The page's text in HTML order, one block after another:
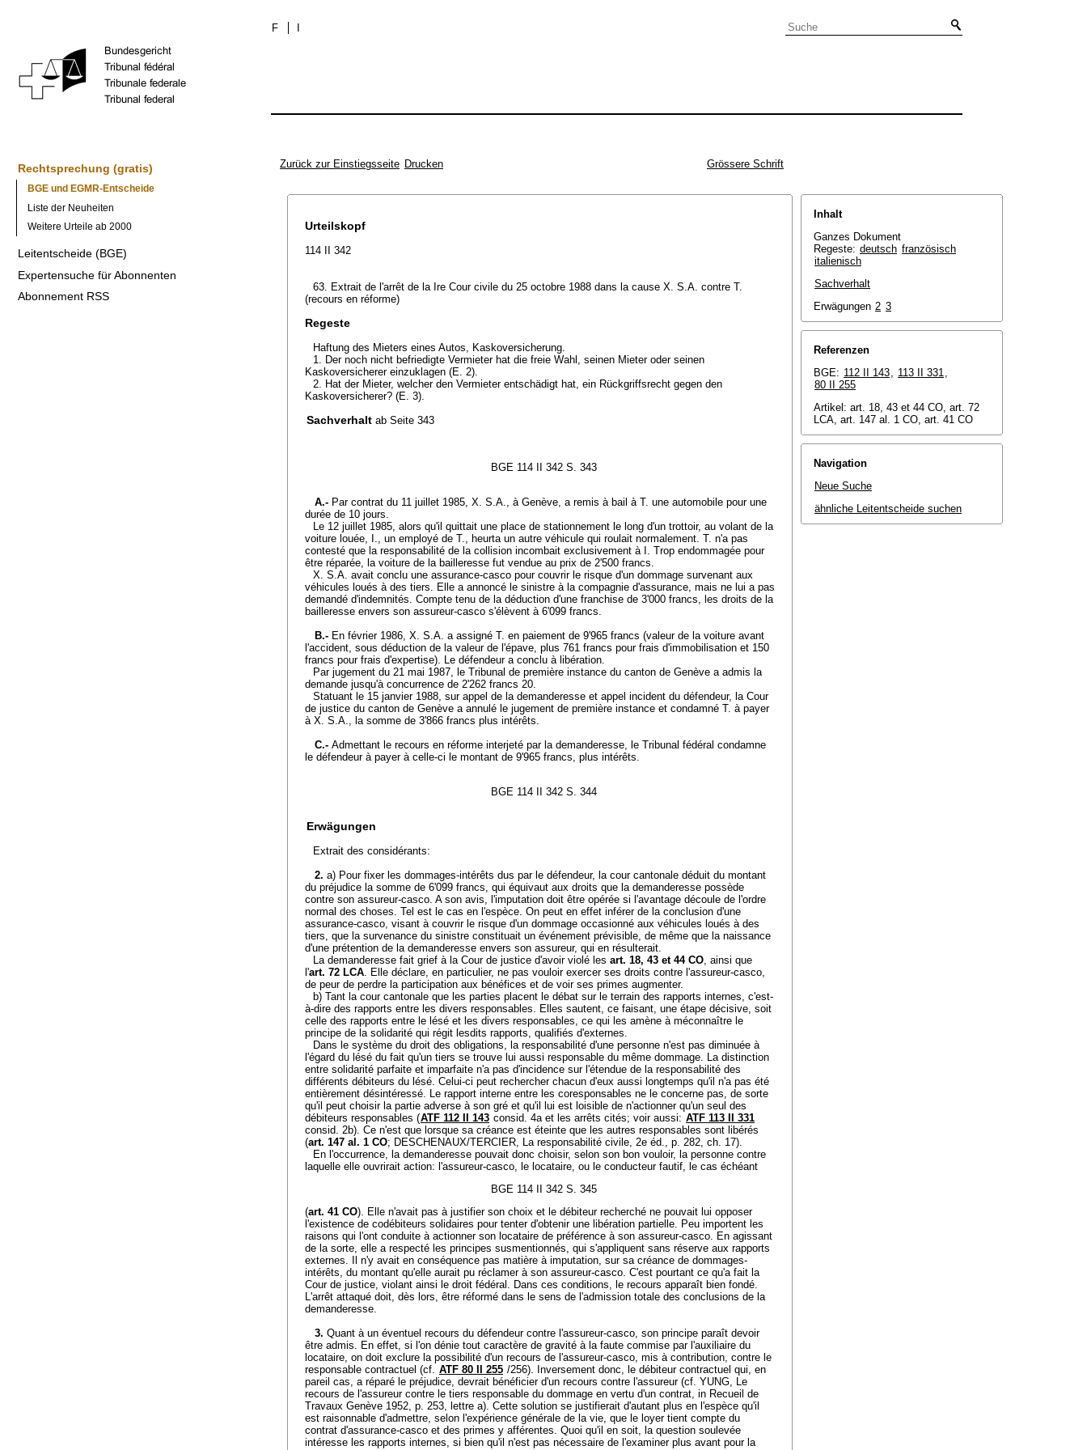
F
Rechtsprechung (gratis)
BGE und EGMR-Entscheide
Liste der Neuheiten
Weitere Urteile ab 2000
Leitentscheide (BGE)
Expertensuche für Abonnenten
Abonnement RSS
Zurück zur Einstiegsseite Drucken Grössere Schrift
Urteilskopf
114 II 342
63. Extrait de l'arrêt de la Ire Cour civile du 25 octobre 1988 dans la cause X. S.A. contre T.
(recours en réforme)
Regeste
Haftung des Mieters eines Autos, Kaskoversicherung.
1. Der noch nicht befriedigte Vermieter hat die freie Wahl, seinen Mieter oder seinen
Kaskoversicherer einzuklagen (E. 2).
2. Hat der Mieter, welcher den Vermieter entschädigt hat, ein Rückgriffsrecht gegen den
Kaskoversicherer? (E. 3).
Sachverhalt ab Seite 343
BGE 114 II 342 S. 343
A.- Par contrat du 11 juillet 1985, X. S.A., à Genève, a remis à bail à T. une automobile pour une
durée de 10 jours.
Le 12 juillet 1985, alors qu'il quittait une place de stationnement le long d'un trottoir, au volant de la
voiture louée, I., un employé de T., heurta un autre véhicule qui roulait normalement. T. n'a pas
contesté que la responsabilité de la collision incombait exclusivement à I. Trop endommagée pour
être réparée, la voiture de la bailleresse fut vendue au prix de 2'500 francs.
X. S.A. avait conclu une assurance-casco pour couvrir le risque d'un dommage survenant aux
véhicules loués à des tiers. Elle a annoncé le sinistre à la compagnie d'assurance, mais ne lui a pas
demandé d'indemnités. Compte tenu de la déduction d'une franchise de 3'000 francs, les droits de la
bailleresse envers son assureur-casco s'élèvent à 6'099 francs.
B.- En février 1986, X. S.A. a assigné T. en paiement de 9'965 francs (valeur de la voiture avant
l'accident, sous déduction de la valeur de l'épave, plus 761 francs pour frais d'immobilisation et 150
francs pour frais d'expertise). Le défendeur a conclu à libération.
Par jugement du 21 mai 1987, le Tribunal de première instance du canton de Genève a admis la
demande jusqu'à concurrence de 2'262 francs 20.
Statuant le 15 janvier 1988, sur appel de la demanderesse et appel incident du défendeur, la Cour
de justice du canton de Genève a annulé le jugement de première instance et condamné T. à payer
à X. S.A., la somme de 3'866 francs plus intérêts.
C.- Admettant le recours en réforme interjeté par la demanderesse, le Tribunal fédéral condamne
le défendeur à payer à celle-ci le montant de 9'965 francs, plus intérêts.
BGE 114 II 342 S. 344
Erwägungen
Extrait des considérants:
2. a) Pour fixer les dommages-intérêts dus par le défendeur, la cour cantonale déduit du montant
du préjudice la somme de 6'099 francs, qui équivaut aux droits que la demanderesse possède
contre son assureur-casco. A son avis, l'imputation doit être opérée si l'avantage découle de l'ordre
normal des choses. Tel est le cas en l'espèce. On peut en effet inférer de la conclusion d'une
assurance-casco, visant à couvrir le risque d'un dommage occasionné aux véhicules loués à des
tiers, que la survenance du sinistre constituait un événement prévisible, de même que la naissance
d'une prétention de la demanderesse envers son assureur, qui en résulterait.
La demanderesse fait grief à la Cour de justice d'avoir violé les art. 18, 43 et 44 CO, ainsi que
l'art. 72 LCA. Elle déclare, en particulier, ne pas vouloir exercer ses droits contre l'assureur-casco,
de peur de perdre la participation aux bénéfices et de voir ses primes augmenter.
b) Tant la cour cantonale que les parties placent le débat sur le terrain des rapports internes, c'est-
à-dire des rapports entre les divers responsables. Elles sautent, ce faisant, une étape décisive, soit
celle des rapports entre le lésé et les divers responsables, ce qui les amène à méconnaître le
principe de la solidarité qui régit lesdits rapports, qualifiés d'externes.
Dans le système du droit des obligations, la responsabilité d'une personne n'est pas diminuée à
l'égard du lésé du fait qu'un tiers se trouve lui aussi responsable du même dommage. La distinction
entre solidarité parfaite et imparfaite n'a pas d'incidence sur l'étendue de la responsabilité des
différents débiteurs du lésé. Celui-ci peut rechercher chacun d'eux aussi longtemps qu'il n'a pas été
entièrement désintéressé. Le rapport interne entre les coresponsables ne le concerne pas, de sorte
qu'il peut choisir la partie adverse à son gré et qu'il lui est loisible de n'actionner qu'un seul des
débiteurs responsables (ATF 112 II 143 consid. 4a et les arrêts cités; voir aussi: ATF 113 II 331
consid. 2b). Ce n'est que lorsque sa créance est éteinte que les autres responsables sont libérés
(art. 147 al. 1 CO; DESCHENAUX/TERCIER, La responsabilité civile, 2e éd., p. 282, ch. 17).
En l'occurrence, la demanderesse pouvait donc choisir, selon son bon vouloir, la personne contre
laquelle elle ouvrirait action: l'assureur-casco, le locataire, ou le conducteur fautif, le cas échéant
BGE 114 II 342 S. 345
(art. 41 CO). Elle n'avait pas à justifier son choix et le débiteur recherché ne pouvait lui opposer
l'existence de codébiteurs solidaires pour tenter d'obtenir une libération partielle. Peu importent les
raisons qui l'ont conduite à actionner son locataire de préférence à son assureur-casco. En agissant
de la sorte, elle a respecté les principes susmentionnés, qui s'appliquent sans réserve aux rapports
externes. Il n'y avait en conséquence pas matière à imputation, sur sa créance de dommages-
intérêts, du montant qu'elle aurait pu réclamer à son assureur-casco. C'est pourtant ce qu'a fait la
Cour de justice, violant ainsi le droit fédéral. Dans ces conditions, le recours apparaît bien fondé.
L'arrêt attaqué doit, dès lors, être réformé dans le sens de l'admission totale des conclusions de la
demanderesse.
3. Quant à un éventuel recours du défendeur contre l'assureur-casco, son principe paraît devoir
être admis. En effet, si l'on dénie tout caractère de gravité à la faute commise par l'auxiliaire du
locataire, on doit exclure la possibilité d'un recours de l'assureur-casco, mis à contribution, contre le
responsable contractuel (cf. ATF 80 II 255 /256). Inversement donc, le débiteur contractuel qui, en
pareil cas, a réparé le préjudice, devrait bénéficier d'un recours contre l'assureur (cf. YUNG, Le
recours de l'assureur contre le tiers responsable du dommage en vertu d'un contrat, in Recueil de
Travaux Genève 1952, p. 253, lettre a). Cette solution se justifierait d'autant plus en l'espèce qu'il
est raisonnable d'admettre, selon l'expérience générale de la vie, que le loyer tient compte du
contrat d'assurance-casco et des primes y afférentes. Quoi qu'il en soit, la question soulevée
intéresse les rapports internes, si bien qu'il n'est pas nécessaire de l'examiner plus avant pour la
Inhalt
Ganzes Dokument
Regeste: deutsch französisch
italienisch
Sachverhalt
Erwägungen 2 3
Referenzen
BGE: 112 II 143, 113 II 331,
80 II 255
Artikel: art. 18, 43 et 44 CO, art. 72
LCA, art. 147 al. 1 CO, art. 41 CO
Navigation
Neue Suche
ähnliche Leitentscheide suchen